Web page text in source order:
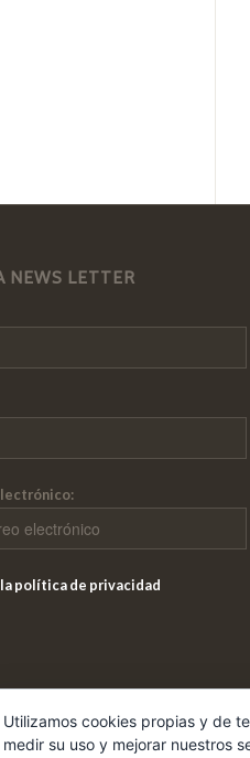
NEWS LETTER
política de privacidad
Utilizamos cookies propias y de
medir su uso y mejorar nuestros